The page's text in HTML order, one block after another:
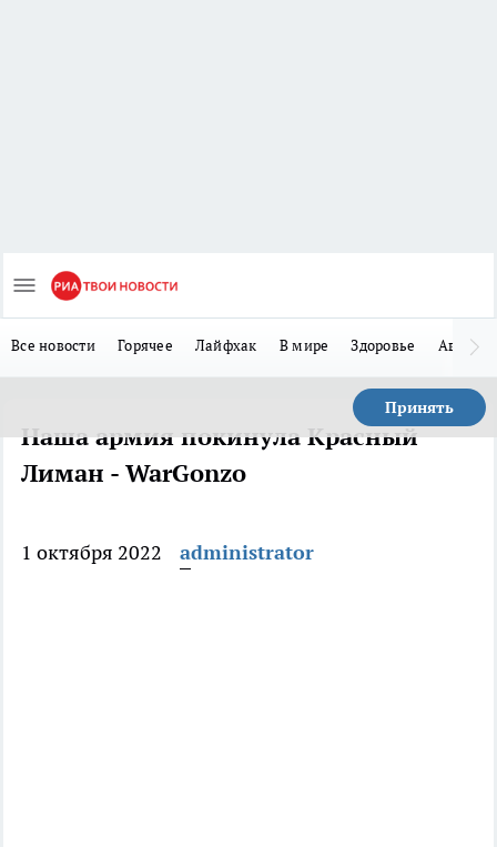
Все новости Горячее Лайфхак В мире Здоровье Авто
Принять
Наша армия покинула Красный
Лиман - WarGonzo
1 октября 2022 administrator